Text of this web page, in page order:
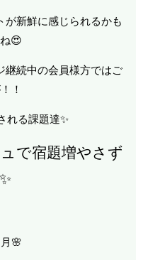
が新鮮に感じられるかも
😍
継続中の会員様方ではご
！
れる課題達✨
で宿題増やさず
🌸